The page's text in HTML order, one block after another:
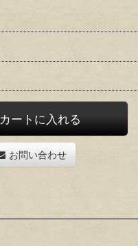
カートに入れる
お問い合わせ